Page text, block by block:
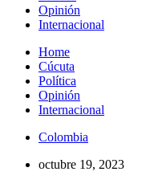
Opinión
Internacional
Home
Cúcuta
Política
Opinión
Internacional
Colombia
octubre 19, 2023